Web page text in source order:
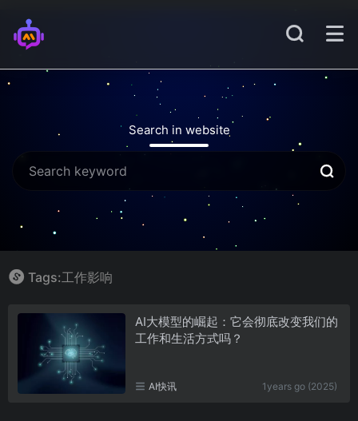
Search in website
Tags:工作影响
AI大模型的崛起：它会彻底改变我们的
工作和生活方式吗？
AI快讯 1years go (2025)